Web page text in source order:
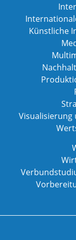
Künstliche
Visualisierung